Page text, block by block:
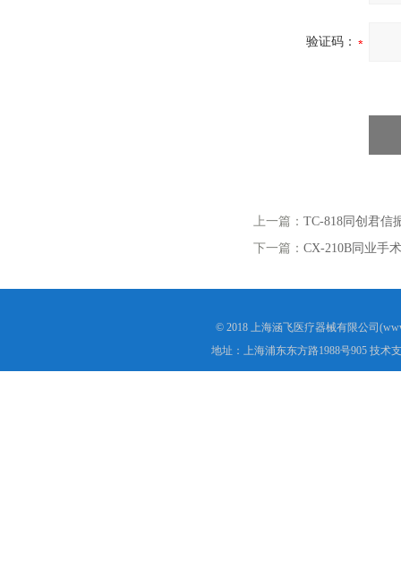
验证码：
上一篇： TC-818同创君信
下一篇： CX-210B同业手
© 2018 上海涵飞医疗器械有限公司
地址：上海浦东东方路1988号905 技术